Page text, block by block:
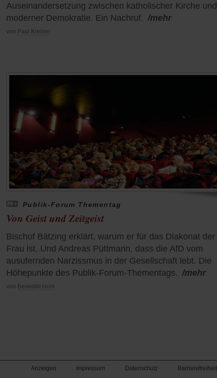
Auseinandersetzung zwischen katholischer Kirche und
moderner Demokratie. Ein Nachruf. /mehr
von Paul Kreiner
Publik-Forum Thementag
Von Geist und Zeitgeist
Bischof Bätzing erklärt, warum er für das Diakonat der
Frau ist. Und Andreas Püttmann, dass die AfD vom
ausufernden Narzissmus in der Gesellschaft lebt. Die
Höhepunkte des Publik-Forum-Thementags. /mehr
von Benedikt Hohl
Anzeigen Impressum Datenschutz
Barrierefreiheit